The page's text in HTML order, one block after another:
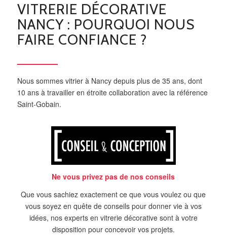
VITRERIE DÉCORATIVE
NANCY : POURQUOI NOUS
FAIRE CONFIANCE ?
Nous sommes vitrier à Nancy depuis plus de 35 ans, dont
10 ans à travailler en étroite collaboration avec la référence
Saint-Gobain.
Ne vous privez pas de nos conseils
Que vous sachiez exactement ce que vous voulez ou que
vous soyez en quête de conseils pour donner vie à vos
idées, nos experts en vitrerie décorative sont à votre
disposition pour concevoir vos projets.